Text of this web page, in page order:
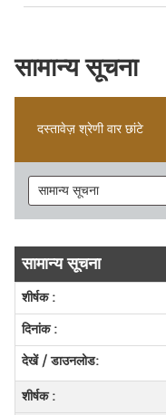
सामान्य सूचना
दस्तावेज़ श्रेणी वार छांटे
सामान्य सूचना